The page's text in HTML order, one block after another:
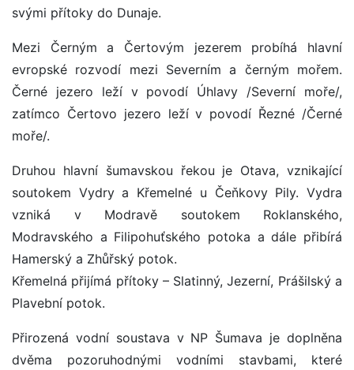
svými přítoky do Dunaje.
Mezi Černým a Čertovým jezerem probíhá hlavní
evropské rozvodí mezi Severním a černým mořem.
Černé jezero leží v povodí Úhlavy /Severní moře/,
zatímco Čertovo jezero leží v povodí Řezné /Černé
moře/.
Druhou hlavní šumavskou řekou je Otava, vznikající
soutokem Vydry a Křemelné u Čeňkovy Pily. Vydra
vzniká v Modravě soutokem Roklanského,
Modravského a Filipohuťského potoka a dále přibírá
Hamerský a Zhůřský potok.
Křemelná přijímá přítoky – Slatinný, Jezerní, Prášilský a
Plavební potok.
Přirozená vodní soustava v NP Šumava je doplněna
dvěma pozoruhodnými vodními stavbami, které